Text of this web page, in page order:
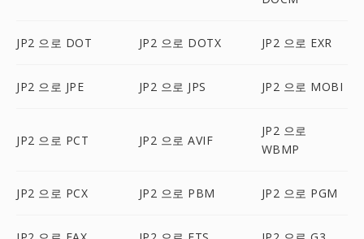
JP2 으로 DOT JP2 으로 DOTX JP2 으로 EXR
JP2 으로 JPE JP2 으로 JPS JP2 으로 MOBI
JP2 으로 PCT JP2 으로 AVIF
JP2 으로
WBMP
JP2 으로 PCX JP2 으로 PBM JP2 으로 PGM